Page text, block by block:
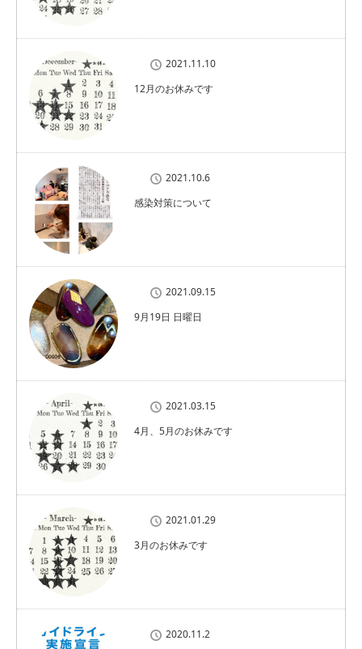
2021.11.10
12月のお休みです
2021.10.6
感染対策について
2021.09.15
9月19日 日曜日
2021.03.15
4月、5月のお休みです
2021.01.29
3月のお休みです
2020.11.2